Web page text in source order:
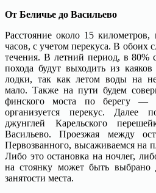
От Беличье до Васильево
Расстояние около 15 километров,
часов, с учетом перекуса. В обоих
течения. В летний период, в 80%
похода будут выходить из
лодки, так как летом воды на
мало. Также на пути будем
финского моста по берегу —
организуется перекус. Далее
джунглей Карельского
Васильево. Проезжая между
Первозванного, высаживаемся на
Либо это остановка на ночлег,
на стоянку может быть выбрано
занятости места.